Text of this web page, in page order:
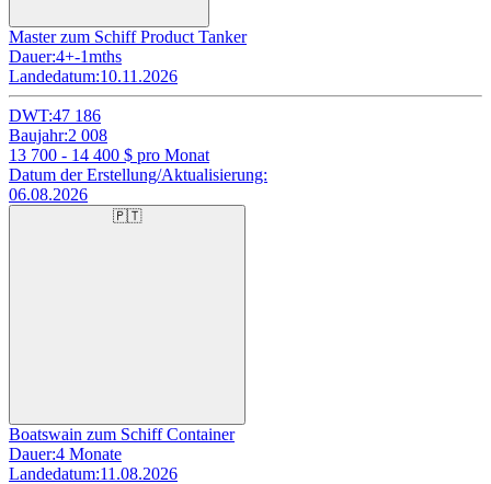
Master zum Schiff Product Tanker
Dauer:4+-1mths
Landedatum:10.11.2026
DWT:47 186
Baujahr:2 008
13 700 - 14 400 $ pro Monat
Datum der Erstellung/Aktualisierung:
06.08.2026
🇵🇹
Boatswain zum Schiff Container
Dauer:4 Monate
Landedatum:11.08.2026